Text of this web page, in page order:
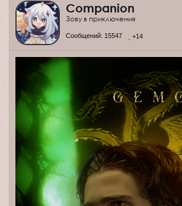
Companion
Зову в приключения
Сообщений: 15547 +14